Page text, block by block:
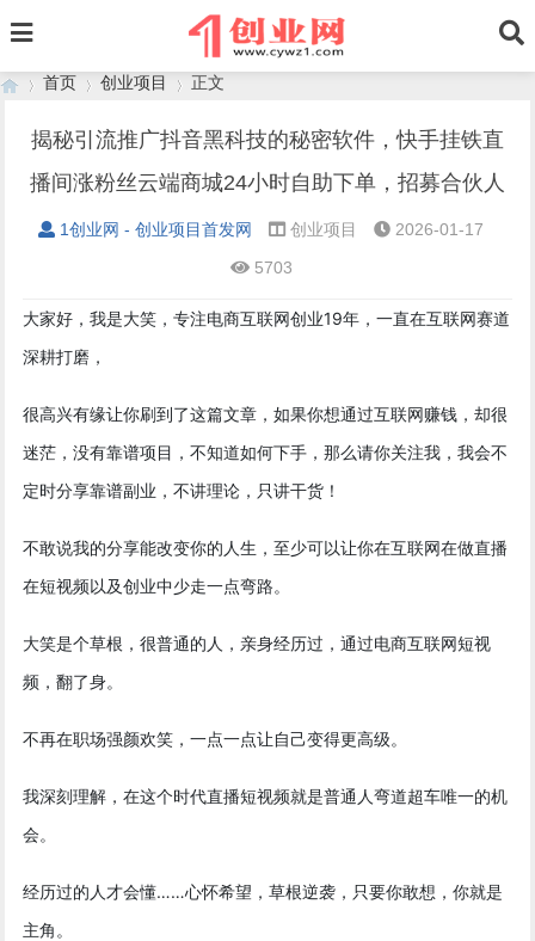
首页
›
创业项目
›
正文
揭秘引流推广抖音黑科技的秘密软件，快手挂铁直
播间涨粉丝云端商城24小时自助下单，招募合伙人
1创业网 - 创业项目首发网 创业项目
2026-01-17
5703
大家好，我是大笑，专注电商互联网创业19年，一直在互联网赛道
深耕打磨，
很高兴有缘让你刷到了这篇文章，如果你想通过互联网赚钱，却很
迷茫，没有靠谱项目，不知道如何下手，那么请你关注我，我会不
定时分享靠谱副业，不讲理论，只讲干货！
不敢说我的分享能改变你的人生，至少可以让你在互联网在做直播
在短视频以及创业中少走一点弯路。
大笑是个草根，很普通的人，亲身经历过，通过电商互联网短视
频，翻了身。
不再在职场强颜欢笑，一点一点让自己变得更高级。
我深刻理解，在这个时代直播短视频就是普通人弯道超车唯一的机
会。
经历过的人才会懂……心怀希望，草根逆袭，只要你敢想，你就是
主角。